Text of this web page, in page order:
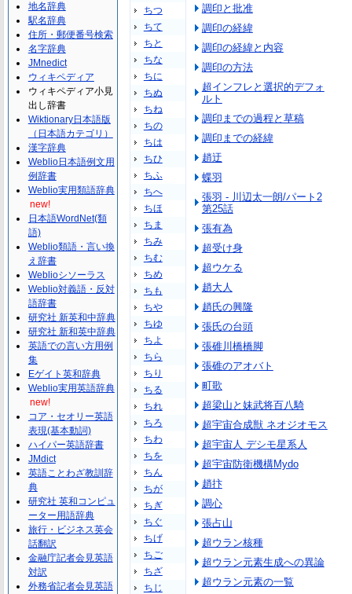
ちつ
ちて
ちと
ちな
ちに
ちぬ
ちね
ちの
ちは
ちひ
ちふ
ちへ
ちほ
ちま
ちみ
ちむ
ちめ
ちも
ちや
ちゆ
ちよ
ちら
ちり
ちる
ちれ
ちろ
ちわ
ちを
ちん
ちが
ちぎ
ちぐ
ちげ
ちご
ちざ
ちじ
調印と批准
調印の経緯
調印の経緯と内容
調印の方法
超インフレと選択的デフォ
ルト
調印までの過程と草稿
調印までの経緯
趙迂
蝶羽
張羽 - 川辺太一朗/パート2
第25話
張有為
超受け身
超ウケる
趙大人
趙氏の興隆
張氏の台頭
張碓川橋橋脚
張碓のアオバト
町歌
超梁山と妹武将百八騎
超宇宙合成獣 ネオジオモス
超宇宙人 デシモ星系人
超宇宙防衛機構Mydo
趙抃
調心
張占山
超ウラン核種
超ウラン元素生成への異論
超ウラン元素の一覧
地名辞典
駅名辞典
住所・郵便番号検索
名字辞典
JMnedict
ウィキペディア
ウィキペディア小見
出し辞書
Wiktionary日本語版
（日本語カテゴリ）
漢字辞典
Weblio日本語例文用
例辞書
Weblio実用類語辞典
new!
日本語WordNet(類
語)
Weblio類語・言い換
え辞書
Weblioシソーラス
Weblio対義語・反対
語辞書
研究社 新英和中辞典
研究社 新和英中辞典
英語での言い方用例
集
Eゲイト英和辞典
Weblio実用英語辞典
new!
コア・セオリー英語
表現(基本動詞)
ハイパー英語辞書
JMdict
英語ことわざ教訓辞
典
研究社 英和コンピュ
ーター用語辞典
旅行・ビジネス英会
話翻訳
金融庁記者会見英語
対訳
外務省記者会見英語